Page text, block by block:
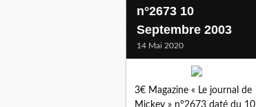
n°2673 10
Septembre 2003
14 Mai 2020
3€ Magazine « Le journal de
Mickey » n°2673 daté du 10